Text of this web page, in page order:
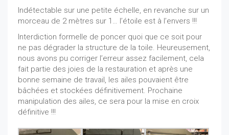
Indétectable sur une petite échelle, en revanche sur un
morceau de 2 mètres sur 1… l’étoile est à l’envers !!!
Interdiction formelle de poncer quoi que ce soit pour
ne pas dégrader la structure de la toile. Heureusement,
nous avons pu corriger l’erreur assez facilement, cela
fait partie des joies de la restauration et après une
bonne semaine de travail, les ailes pouvaient être
bâchées et stockées définitivement. Prochaine
manipulation des ailes, ce sera pour la mise en croix
définitive !!!